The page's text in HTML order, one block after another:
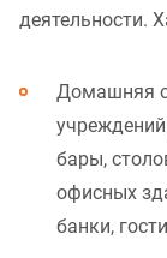
деятельности.
Домашняя
бары,
офисных
банки,